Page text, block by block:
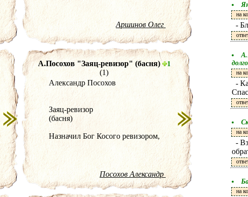
Аршинов Олег
А.Посохов "Заяц-ревизор" (басня) 1
(1)
Александр Посохов
Заяц-ревизор
(басня)
Назначил Бог Косого ревизором,
Посохов Александр
на
-
на
-
на
-
на